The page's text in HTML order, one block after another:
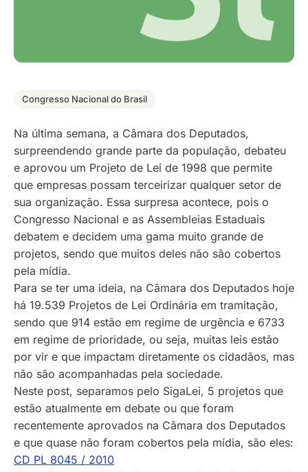
Congresso Nacional do Brasil
Na última semana, a Câmara dos Deputados,
surpreendendo grande parte da população, debateu
e aprovou um Projeto de Lei de 1998 que permite
que empresas possam terceirizar qualquer setor de
sua organização. Essa surpresa acontece, pois o
Congresso Nacional e as Assembleias Estaduais
debatem e decidem uma gama muito grande de
projetos, sendo que muitos deles não são cobertos
pela mídia.
Para se ter uma ideia, na Câmara dos Deputados hoje
há 19.539 Projetos de Lei Ordinária em tramitação,
sendo que 914 estão em regime de urgência e 6733
em regime de prioridade, ou seja, muitas leis estão
por vir e que impactam diretamente os cidadãos, mas
não são acompanhadas pela sociedade.
Neste post, separamos pelo SigaLei, 5 projetos que
estão atualmente em debate ou que foram
recentemente aprovados na Câmara dos Deputados
e que quase não foram cobertos pela mídia, são eles:
CD PL 8045 / 2010